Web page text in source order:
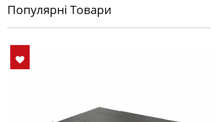
Популярні Товари